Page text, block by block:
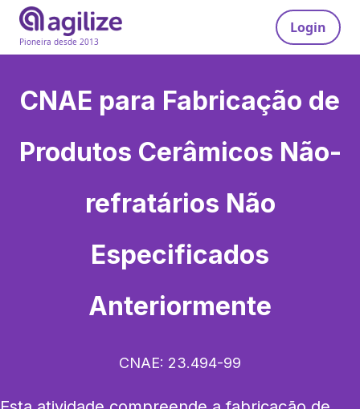
Pioneira desde 2013
Login
CNAE para Fabricação de
Produtos Cerâmicos Não-
refratários Não
Especificados
Anteriormente
CNAE: 23.494-99